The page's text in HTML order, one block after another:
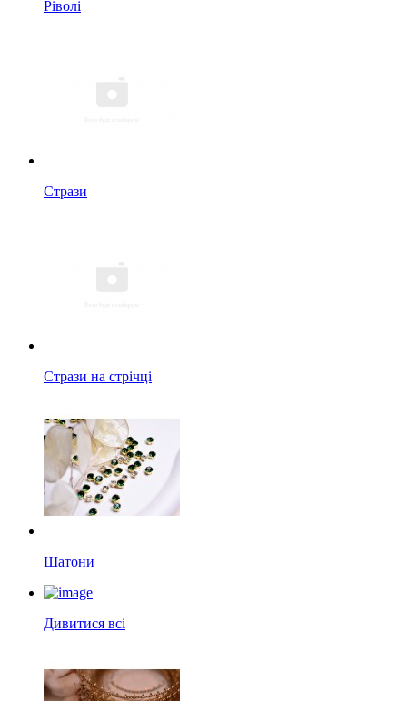
Ріволі
Стрази
Стрази на стрічці
Шатони
Дивитися всі